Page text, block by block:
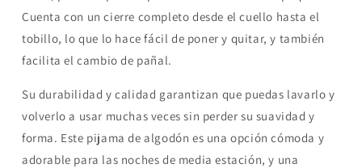
Cuenta con un cierre completo desde el cuello hasta el
tobillo, lo que lo hace fácil de poner y quitar, y también
facilita el cambio de pañal.
Su durabilidad y calidad garantizan que puedas lavarlo y
volverlo a usar muchas veces sin perder su suavidad y
forma. Este pijama de algodón es una opción cómoda y
adorable para las noches de media estación, y una